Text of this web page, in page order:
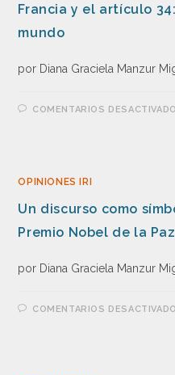
Francia y el artículo
mundo
por Diana Graciela Manzur
COMENTARIOS
OPINIONES IRI
Un discurso como
Premio Nobel de la
por Diana Graciela Manzur
COMENTARIOS